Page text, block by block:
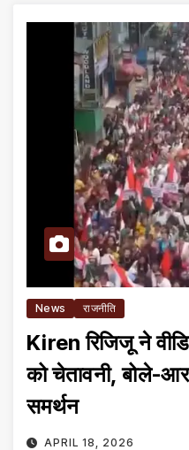
News राजनीति
Kiren रिजिजू ने
को चेतावनी, बोले-
समर्थन
APRIL 18, 2026